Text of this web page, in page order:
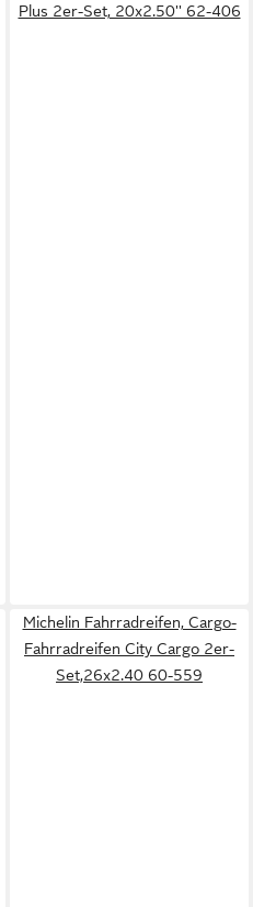
Plus 2er-Set, 20x2.50'' 62-406
Michelin Fahrradreifen, Cargo-
Fahrradreifen City Cargo 2er-
Set,26x2.40 60-559